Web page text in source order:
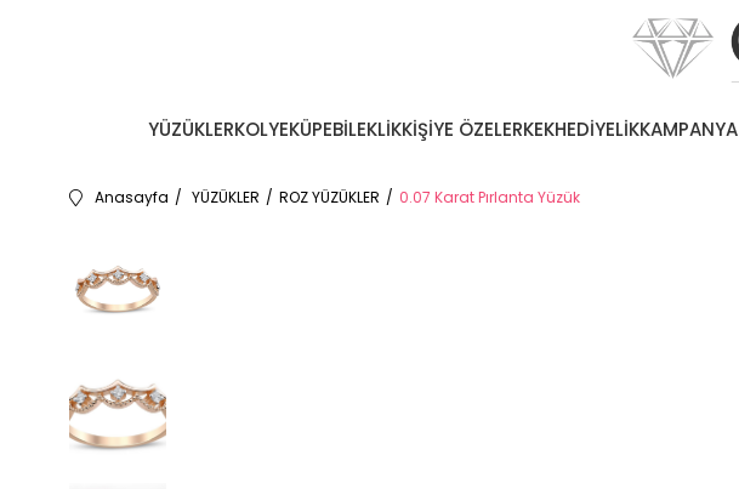
YÜZÜKLERKOLYEKÜPEBİLEKLİKKİŞİYE ÖZELERKEKHEDİYELİKKAMPANYA
Anasayfa YÜZÜKLER ROZ YÜZÜKLER 0.07 Karat Pırlanta Yüzük